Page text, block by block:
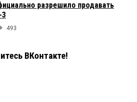
разрешило продавать
3
493
ВКонтакте!